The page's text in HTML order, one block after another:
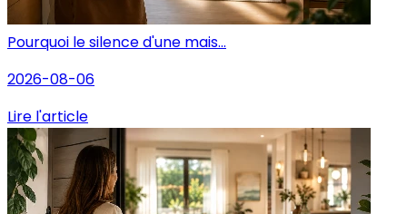
Pourquoi le silence d'une mais...
2026-08-06
Lire l'article